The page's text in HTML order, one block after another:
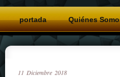
portada Quiénes
11 Diciembre 2018